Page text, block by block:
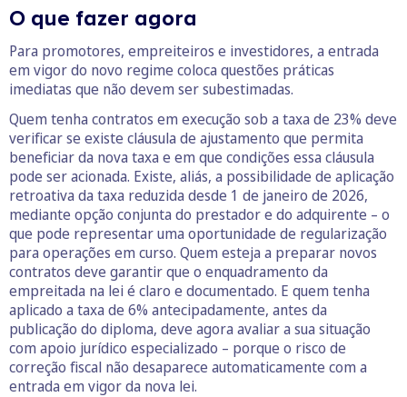
O que fazer agora
Para promotores, empreiteiros e investidores, a entrada
em vigor do novo regime coloca questões práticas
imediatas que não devem ser subestimadas.
Quem tenha contratos em execução sob a taxa de 23% deve
verificar se existe cláusula de ajustamento que permita
beneficiar da nova taxa e em que condições essa cláusula
pode ser acionada. Existe, aliás, a possibilidade de aplicação
retroativa da taxa reduzida desde 1 de janeiro de 2026,
mediante opção conjunta do prestador e do adquirente – o
que pode representar uma oportunidade de regularização
para operações em curso. Quem esteja a preparar novos
contratos deve garantir que o enquadramento da
empreitada na lei é claro e documentado. E quem tenha
aplicado a taxa de 6% antecipadamente, antes da
publicação do diploma, deve agora avaliar a sua situação
com apoio jurídico especializado – porque o risco de
correção fiscal não desaparece automaticamente com a
entrada em vigor da nova lei.